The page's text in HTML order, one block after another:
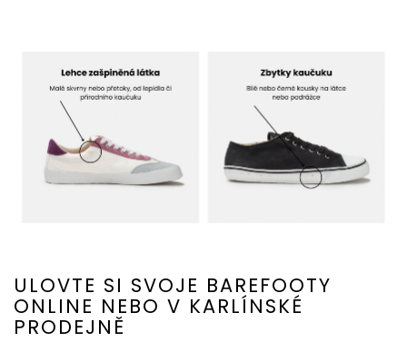
ULOVTE SI SVOJE BAREFOOTY
ONLINE NEBO V KARLÍNSKÉ
PRODEJNĚ